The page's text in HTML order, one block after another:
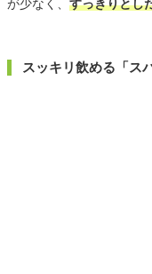
が少なく、 すっきりとし
スッキリ飲める「ス